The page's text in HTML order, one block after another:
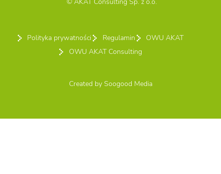
Polityka prywatności Regulamin
OWU AKAT
OWU AKAT Consulting
Created by Soogood Media